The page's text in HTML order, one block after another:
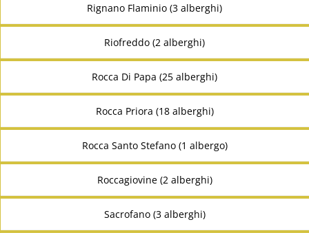
Rignano Flaminio (3 alberghi)
Riofreddo (2 alberghi)
Rocca Di Papa (25 alberghi)
Rocca Priora (18 alberghi)
Rocca Santo Stefano (1 albergo)
Roccagiovine (2 alberghi)
Sacrofano (3 alberghi)